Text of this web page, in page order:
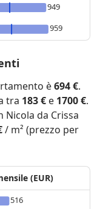
949
959
è694 €.
tra 183 € e 1700 €.
Nicola da Crissa
/ m² (prezzo per
(EUR)
516